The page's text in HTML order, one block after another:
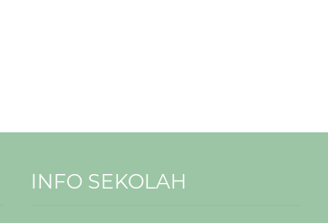
INFO SEKOLAH